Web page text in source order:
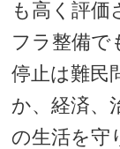
も高く評価
フラ整備で
停止は難民
か、経済、
の生活を守